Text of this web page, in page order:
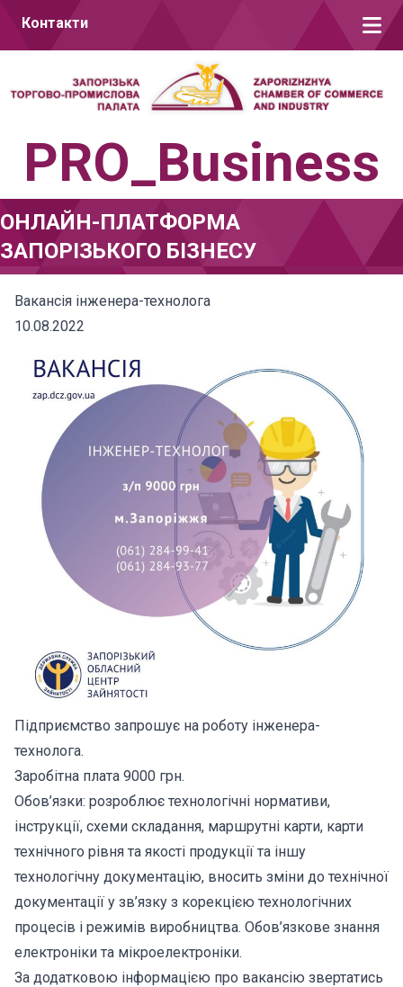
Контакти
PRO_Business
ОНЛАЙН-ПЛАТФОРМА
ЗАПОРІЗЬКОГО БІЗНЕСУ
Вакансія інженера-технолога
10.08.2022
Підприємство запрошує на роботу інженера-
технолога.
Заробітна плата 9000 грн.
Обов’язки: розроблює технологічні нормативи,
інструкції, схеми складання, маршрутні карти, карти
технічного рівня та якості продукції та іншу
технологічну документацію, вносить зміни до технічної
документації у зв’язку з корекцією технологічних
процесів і режимів виробництва. Обов’язкове знання
електроніки та мікроелектроніки.
За додатковою інформацією про вакансію звертатись